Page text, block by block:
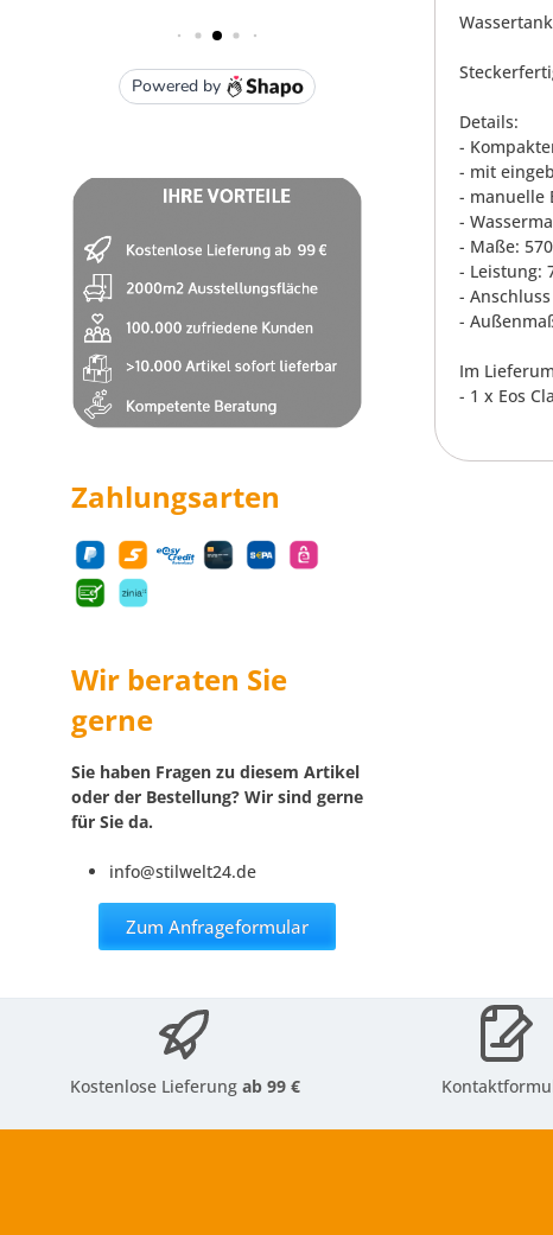
Zahlungsarten
Wir beraten Sie
gerne
Sie haben Fragen zu diesem Artikel
oder der Bestellung? Wir sind gerne
für Sie da.
info@stilwelt24.de
Zum Anfrageformular
Details:
-
- mit
- manuelle
-
- Maße:
- Leistung:
-
-
Im
- 1 x Eos
Kostenlose Lieferungab 99 €